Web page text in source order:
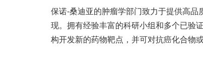
保诺-桑迪亚的肿瘤学部门致力于提供高
现。拥有经验丰富的科研小组和多个已验
构开发新的药物靶点，并可对抗癌化合物